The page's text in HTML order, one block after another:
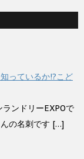
っているか!?こど
ンドリーEXPOで
の名刺です […]